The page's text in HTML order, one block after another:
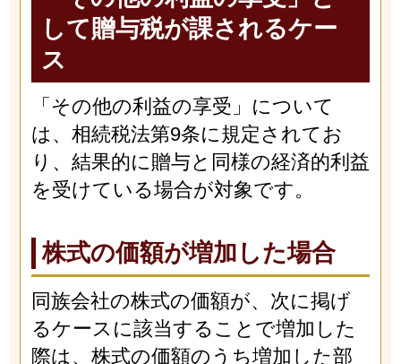
して贈与税が課されるケー
ス
「その他の利益の享受」について
は、相続税法第9条に規定されてお
り、結果的に贈与と同様の経済的利益
を受けている場合が対象です。
株式の価額が増加した場合
同族会社の株式の価額が、次に掲げ
るケースに該当することで増加した
際は、株式の価額のうち増加した部